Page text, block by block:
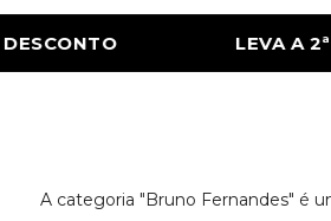
LEVA A 2ª
A categoria "Bruno Fernandes" é